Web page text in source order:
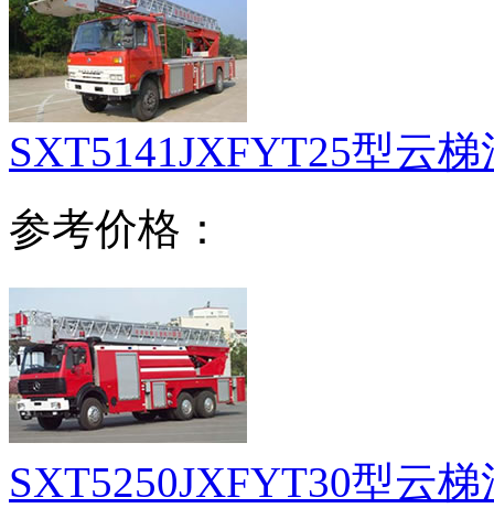
SXT5141JXFYT25型云
参考价格：
SXT5250JXFYT30型云